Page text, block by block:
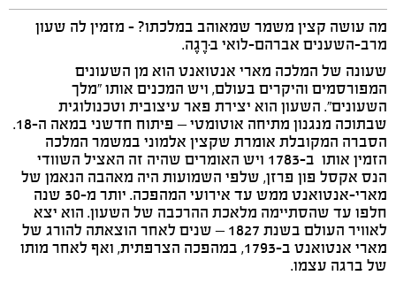
מה עושה קצין משמר שמאוהב במלכתו? - מזמין לה שעון
מרב-השענים אברהם-לואי בּרֶגֶה.
שעונה של המלכה מארי אנטואנט הוא מן השעונים
המפורסמים והיקרים בעולם, ויש המכנים אותו "מלך
השעונים". השעון הוא יצירת פאר עיצובית וטכנולוגית
שבתוכה מנגנון מתיחה אוטומטי – פיתוח חדשני במאה ה-18.
הסברה המקובלת אומרת שקצין אלמוני במשמר המלכה
הזמין אותו ב-1783 ויש האומרים שהיה זה האציל השוודי
הנס אקסל פון פרזן, שלפי השמועות היה מאהבה הנאמן של
מארי-אנטואנט ממש עד אירועי המהפכה. יותר מ-30 שנה
חלפו עד שהסתיימה מלאכת ההרכבה של השעון. הוא יצא
לאוויר העולם בשנת 1827 – שנים לאחר הוצאתה להורג של
מארי אנטואנט ב-1793, במהפכה הצרפתית, ואף לאחר מותו
של ברגה עצמו.